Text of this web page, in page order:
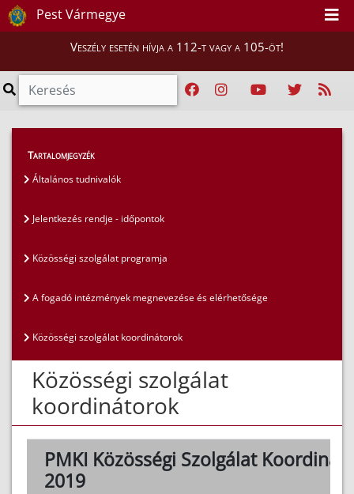
Pest Vármegye
Veszély esetén hívja a 112-t vagy a 105-öt!
Lakosság >
>
Közösségi szolgálat koordinátorok
Tartalomjegyzék
Általános tudnivalók
Jelentkezés rendje - időpontok
Közösségi szolgálat programja
A fogadó intézmények megnevezése és elérhetősége
Közösségi szolgálat koordinátorok
Közösségi szolgálat
koordinátorok
PMKI Közösségi Szolgálat
2019